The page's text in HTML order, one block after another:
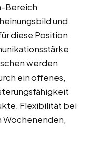
Bereich
und
diese Position
werden
ein offenes,
Flexibilität bei
Wochenenden,